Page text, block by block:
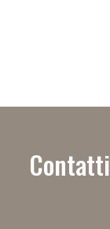
Contatti